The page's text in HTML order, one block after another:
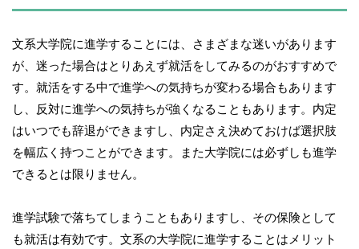
文系大学院に進学することには、さまざまな迷いがあります
が、迷った場合はとりあえず就活をしてみるのがおすすめで
す。就活をする中で進学への気持ちが変わる場合もあります
し、反対に進学への気持ちが強くなることもあります。内定
はいつでも辞退ができますし、内定さえ決めておけば選択肢
を幅広く持つことができます。また大学院には必ずしも進学
できるとは限りません。
進学試験で落ちてしまうこともありますし、その保険として
も就活は有効です。文系の大学院に進学することはメリット